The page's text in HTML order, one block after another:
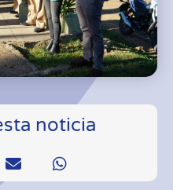
noticia